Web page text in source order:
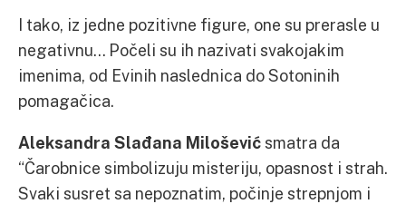
I tako, iz jedne pozitivne figure, one su prerasle u
negativnu… Počeli su ih nazivati svakojakim
imenima, od Evinih naslednica do Sotoninih
pomagačica.
Aleksandra Slađana Miloševićsmatra da
“Čarobnice simbolizuju misteriju, opasnost i strah.
Svaki susret sa nepoznatim, počinje strepnjom i